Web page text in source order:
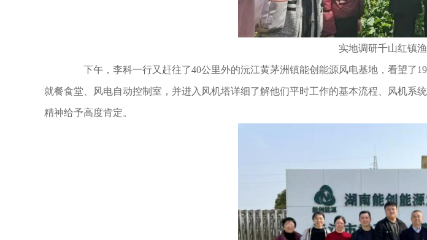
实地调研千山红镇渔
下午，李科一行又赶往了40公里外的沅江黄茅洲镇能创能源风电基地，看望了
就餐食堂、风电自动控制室，并进入风机塔详细了解他们平时工作的基本流程、风机
精神给予高度肯定。